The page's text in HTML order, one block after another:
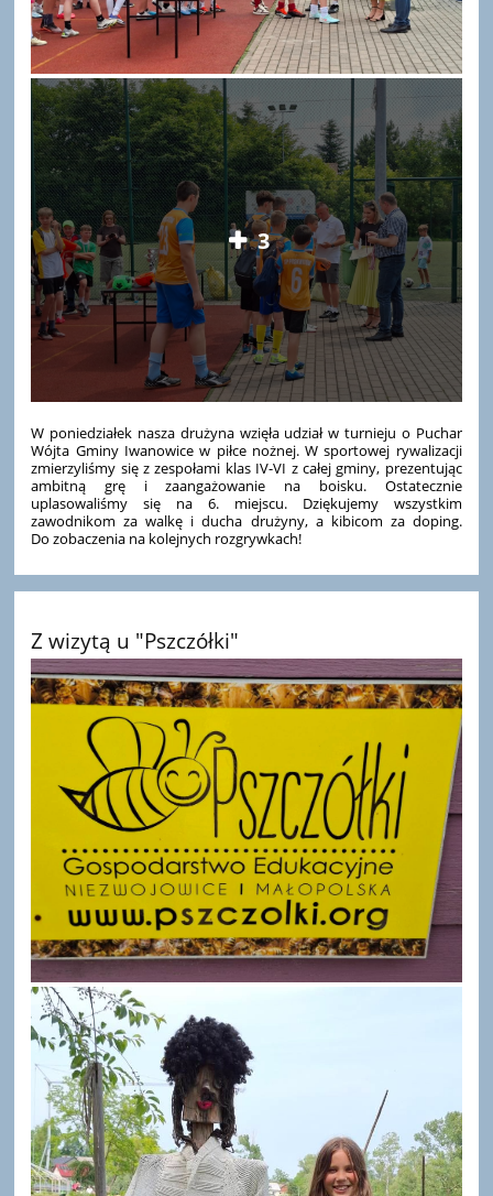
3
W poniedziałek nasza drużyna wzięła udział w turnieju o Puchar
Wójta Gminy Iwanowice w piłce nożnej. W sportowej rywalizacji
zmierzyliśmy się z zespołami klas IV-VI z całej gminy, prezentując
ambitną grę i zaangażowanie na boisku. Ostatecznie
uplasowaliśmy się na 6. miejscu. Dziękujemy wszystkim
zawodnikom za walkę i ducha drużyny, a kibicom za doping.
Do zobaczenia na kolejnych rozgrywkach!
Z wizytą u "Pszczółki"